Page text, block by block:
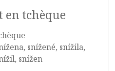
en tchèque
snížené, snížila,
snížen